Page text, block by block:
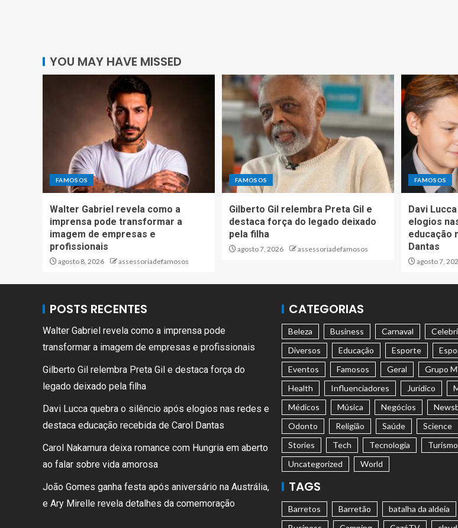
YOU MAY HAVE MISSED
FAMOSOS
Walter Gabriel revela como a
imprensa pode transformar a
imagem de empresas e
profissionais
agosto 8, 2026 assessoriadefamosos
FAMOSOS
Gilberto Gil relembra Preta Gil e
destaca força do legado deixado
pela filha
agosto 7, 2026 assessoriadefamosos
FAMOSOS
Davi
elogios
educação
Dantas
agosto 7,
POSTS RECENTES
Walter Gabriel revela como a imprensa pode
transformar a imagem de empresas e profissionais
Gilberto Gil relembra Preta Gil e destaca força do
legado deixado pela filha
Davi Lucca quebra o silêncio após elogios nas redes e
destaca educação recebida de Carol Dantas
Carol Nakamura deixa romance com Hungria em aberto
ao falar sobre vida amorosa
João Gomes ganha festa após aniversário na Austrália,
e Ary Mirelle revela detalhes da comemoração
CATEGORIAS
Beleza Business Carnaval
Diversos
Educação Esporte
Eventos
Famosos Geral
Grupo
Health
Influenciadores Jurídico
Médicos
Música Negócios
Odonto
Religião Saúde Science
Stories
Tech Tecnologia Turismo
Uncategorized
World
TAGS
Barretos Barretão batalha da aldeia